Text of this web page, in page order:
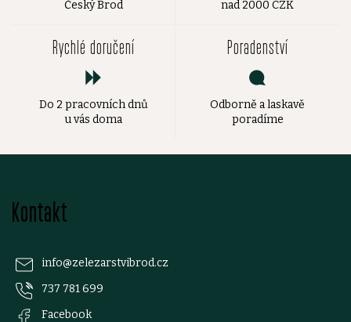
Český Brod
nad 2000 CZK
Rychlé doručení
Do 2 pracovních dnů
u vás doma
Poradenství
Odborně a laskavě
poradíme
Kontakt
info@zelezarstvibrod.cz
737 781 699
Facebook